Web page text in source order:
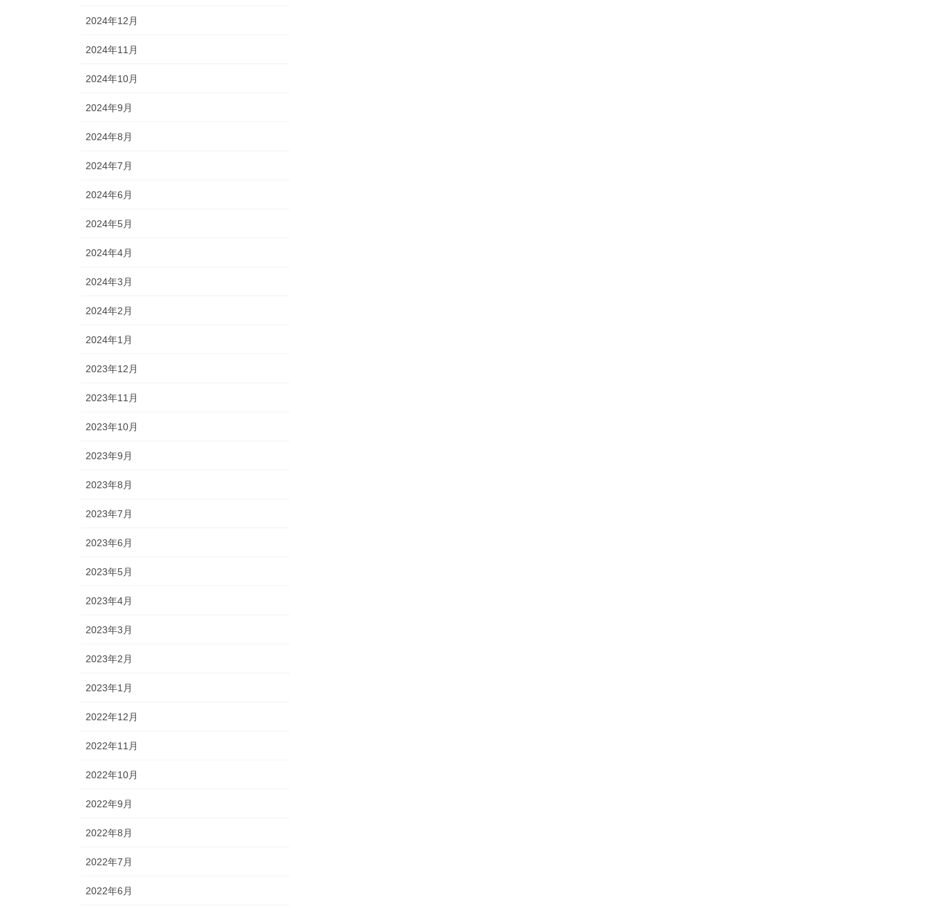
2024年12月
2024年11月
2024年10月
2024年9月
2024年8月
2024年7月
2024年6月
2024年5月
2024年4月
2024年3月
2024年2月
2024年1月
2023年12月
2023年11月
2023年10月
2023年9月
2023年8月
2023年7月
2023年6月
2023年5月
2023年4月
2023年3月
2023年2月
2023年1月
2022年12月
2022年11月
2022年10月
2022年9月
2022年8月
2022年7月
2022年6月